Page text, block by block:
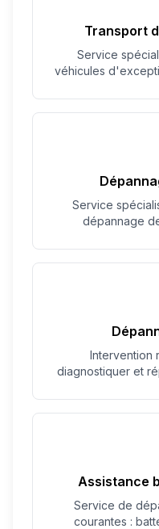
Transport
Service
véhicules
Service
dépannage
Intervention
diagnostiquer et
Assistance
Service de
courantes :